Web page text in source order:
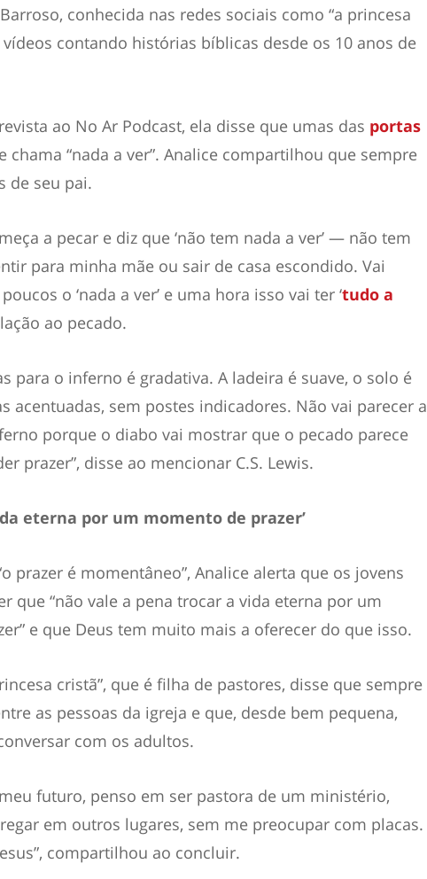
conhecida nas redes sociais como “a princesa
vídeos contando histórias bíblicas desde os 10 anos de
ao No Ar Podcast, ela disse que umas das portas
chama “nada a ver”. Analice compartilhou que sempre
de seu pai.
a pecar e diz que ‘não tem nada a ver’ — não tem
para minha mãe ou sair de casa escondido. Vai
o ‘nada a ver’ e uma hora isso vai ter ‘tudo a
ao pecado.
para o inferno é gradativa. A ladeira é suave, o solo é
acentuadas, sem postes indicadores. Não vai parecer a
porque o diabo vai mostrar que o pecado parece
prazer”, disse ao mencionar C.S. Lewis.
eterna por um momento de prazer’
prazer é momentâneo”, Analice alerta que os jovens
que “não vale a pena trocar a vida eterna por um
e que Deus tem muito mais a oferecer do que isso.
cristã”, que é filha de pastores, disse que sempre
as pessoas da igreja e que, desde bem pequena,
com os adultos.
futuro, penso em ser pastora de um ministério,
em outros lugares, sem me preocupar com placas.
compartilhou ao concluir.